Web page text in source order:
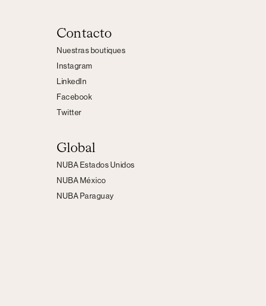
Contacto
Nuestras boutiques
Instagram
LinkedIn
Facebook
Twitter
Global
NUBA Estados Unidos
NUBA México
NUBA Paraguay